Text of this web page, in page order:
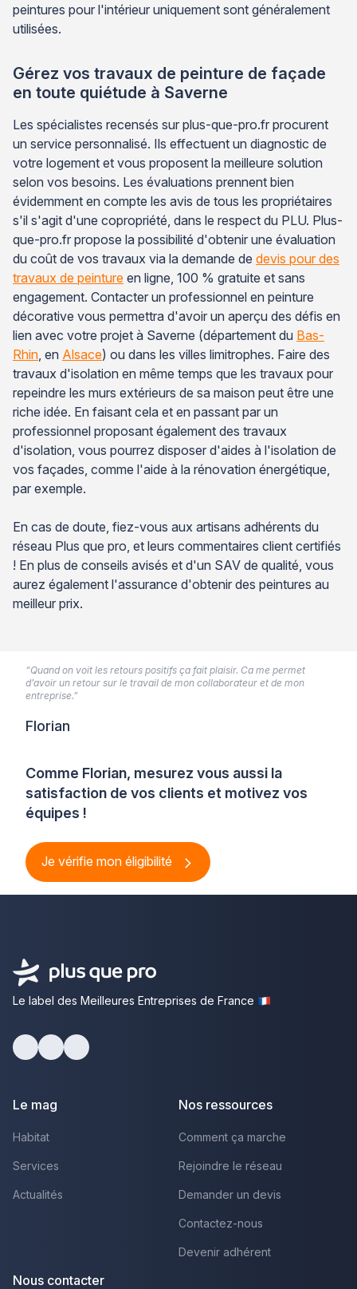
peintures pour l'intérieur uniquement sont généralement
utilisées.
Gérez vos travaux de peinture de façade
en toute quiétude à Saverne
Les spécialistes recensés sur plus-que-pro.fr procurent
un service personnalisé. Ils effectuent un diagnostic de
votre logement et vous proposent la meilleure solution
selon vos besoins. Les évaluations prennent bien
évidemment en compte les avis de tous les propriétaires
s'il s'agit d'une copropriété, dans le respect du PLU. Plus-
que-pro.fr propose la possibilité d'obtenir une évaluation
du coût de vos travaux via la demande de devis pour des
travaux de peinture en ligne, 100 % gratuite et sans
engagement. Contacter un professionnel en peinture
décorative vous permettra d'avoir un aperçu des défis en
lien avec votre projet à Saverne (département du Bas-
Rhin , en Alsace) ou dans les villes limitrophes. Faire des
travaux d'isolation en même temps que les travaux pour
repeindre les murs extérieurs de sa maison peut être une
riche idée. En faisant cela et en passant par un
professionnel proposant également des travaux
d'isolation, vous pourrez disposer d'aides à l'isolation de
vos façades, comme l'aide à la rénovation énergétique,
par exemple.
En cas de doute, fiez-vous aux artisans adhérents du
réseau Plus que pro, et leurs commentaires client certifiés
! En plus de conseils avisés et d'un SAV de qualité, vous
aurez également l'assurance d'obtenir des peintures au
meilleur prix.
Comme Florian, mesurez vous aussi la
satisfaction de vos clients et motivez vos
équipes !
Je vérifie mon éligibilité
“Quand on voit les retours positifs ça fait plaisir. Ca me permet
d’avoir un retour sur le travail de mon collaborateur et de mon
entreprise.”
Florian
Le label des Meilleures Entreprises de France
Le mag
Habitat
Services
Actualités
Nos ressources
Comment ça marche
Rejoindre le réseau
Demander un devis
Contactez-nous
Devenir adhérent
Nous contacter